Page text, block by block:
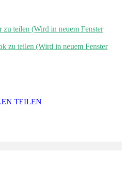
teilen (Wird in neuem Fenster
zu teilen (Wird in neuem Fenster
TEILEN